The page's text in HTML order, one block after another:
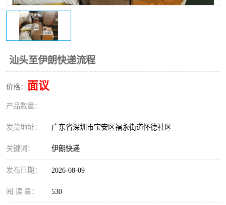
汕头至伊朗快递流程
价格： 面议
产品数量：
发货地址： 广东省深圳市宝安区福永街道怀德社区
关键词： 伊朗快递
发布日期： 2026-08-09
阅 读 量： 530